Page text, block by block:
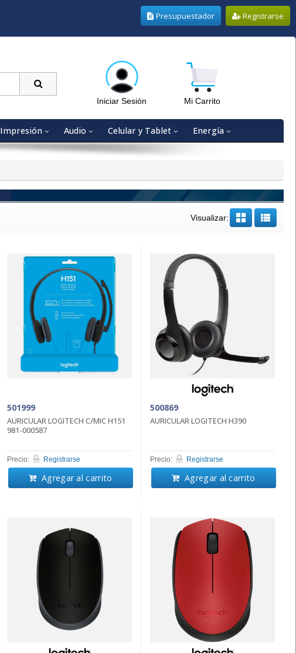
Presupuestador Registrarse
Iniciar Sesión Mi Carrito
Impresión Audio Celular y Tablet Energía
Visualizar:
501999
AURICULAR LOGITECH C/MIC H151
981-000587
Precio: Registrarse
Agregar al carrito
500869
AURICULAR LOGITECH H390
Precio: Registrarse
Agregar al carrito